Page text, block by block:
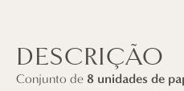
DESCRIÇÃO
Conjunto de 8 unidades de